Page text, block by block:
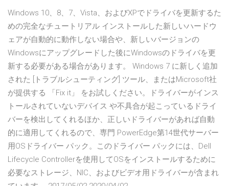
Windows 10、8、7、Vista、およびXPでドライバを更新するた
めの完全なチュートリアル インストールした新しいハードウ
ェアが自動的に動作しない場合や、新しいバージョンの
Windowsにアップグレードした後にWindowsのドライバを更
新する必要がある場合があります。 Windows 7 に新しく追加
された [トラブルシューティング] ツール、またはMicrosoft社
が提供する 「Fix it」 をお試しください。ドライバーがインス
トールされていないデバイス や不具合が起こっているドライ
バーを検出してくれるほか、正しいドライバーがあれば自動
的に適用してくれるので、専門 PowerEdge第14世代サーバー
用OSドライバー パック。このドライバー パックには、Dell
Lifecycle Controllerを使用してOSをインストールするために
必要なストレージ、NIC、およびビデオ用ドライバーが含まれ